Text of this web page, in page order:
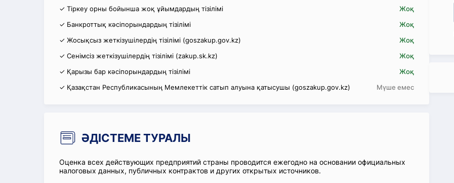
✓ Тіркеу орны бойынша жоқ ұйымдардың тізілімі
Жоқ
✓ Банкроттық кәсіпорындардың тізілімі
Жоқ
✓ Жосықсыз жеткізушілердің тізілімі (goszakup.gov.kz)
Жоқ
✓ Сенімсіз жеткізушілердің тізілімі (zakup.sk.kz)
Жоқ
✓ Қарызы бар кәсіпорындардың тізілімі
Жоқ
✓ Қазақстан Республикасының Мемлекеттік сатып алуына қатысушы (goszakup.gov.kz)
Мүше емес
ӘДІСТЕМЕ ТУРАЛЫ
Оценка всех действующих предприятий страны проводится ежегодно на основании официальных
налоговых данных, публичных контрактов и других открытых источников.